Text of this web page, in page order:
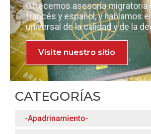
Ofrecemos asesoría migratoria
francés y español, y hablamos
universal de la calidad y de la
Visite nuestro sitio
CATEGORÍAS
-Apadrinamiento-